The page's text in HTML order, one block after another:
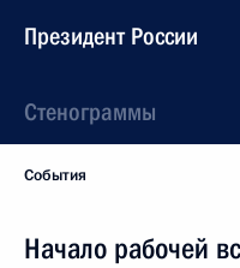
Президент России
Стенограммы
События
Начало рабочей